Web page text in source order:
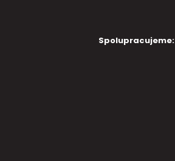
Spolupracujeme: